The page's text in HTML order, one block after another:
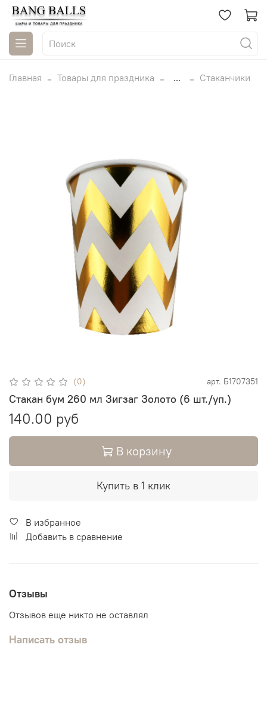
Главная Товары для праздника ... Стаканчики
(0) арт. Б1707351
Стакан бум 260 мл Зигзаг Золото (6 шт./уп.)
140.00 руб
В корзину
Купить в 1 клик
В избранное
Добавить в сравнение
Отзывы
Отзывов еще никто не оставлял
Написать отзыв